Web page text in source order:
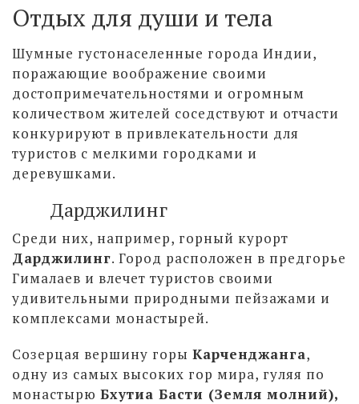
Отдых для души и тела
Шумные густонаселенные города Индии,
поражающие воображение своими
достопримечательностями и огромным
количеством жителей соседствуют и отчасти
конкурируют в привлекательности для
туристов с мелкими городками и
деревушками.
Дарджилинг
Среди них, например, горный курорт
Дарджилинг. Город расположен в предгорье
Гималаев и влечет туристов своими
удивительными природными пейзажами и
комплексами монастырей.
Созерцая вершину горы Карченджанга,
одну из самых высоких гор мира, гуляя по
монастырю Бхутиа Басти (Земля молний),